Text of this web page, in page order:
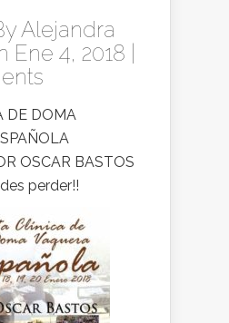
Alejandra
Ene 4, 2018 |
DE DOMA
OSCAR BASTOS
perder!!